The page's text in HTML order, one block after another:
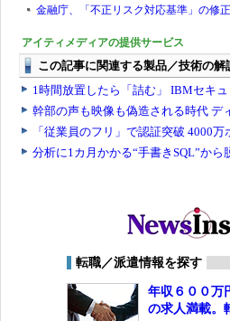
金融庁、「不正リスク対応基準」の修
アイティメディアの提供サービス
転職／派遣情報を探す
年収６００万
の求人満載。